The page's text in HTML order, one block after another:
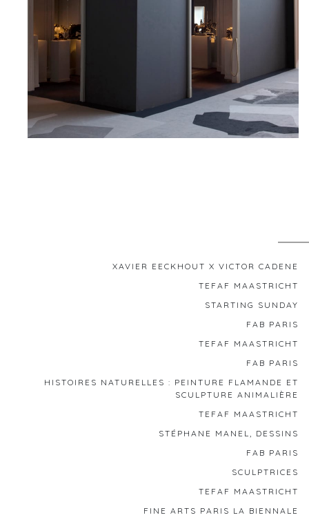
XAVIER EECKHOUT X VICTOR CADENE
TEFAF MAASTRICHT
STARTING SUNDAY
FAB PARIS
TEFAF MAASTRICHT
FAB PARIS
HISTOIRES NATURELLES : PEINTURE FLAMANDE ET
SCULPTURE ANIMALIÈRE
TEFAF MAASTRICHT
STÉPHANE MANEL, DESSINS
FAB PARIS
SCULPTRICES
TEFAF MAASTRICHT
FINE ARTS PARIS LA BIENNALE